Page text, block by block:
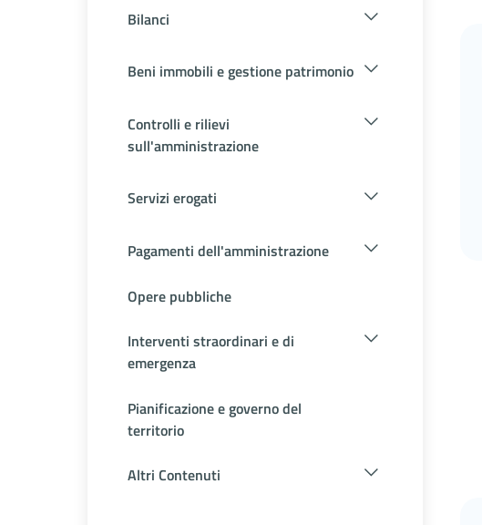
Bilanci
Beni immobili e gestione patrimonio
Controlli e rilievi
sull'amministrazione
Servizi erogati
Pagamenti dell'amministrazione
Opere pubbliche
Interventi straordinari e di
emergenza
Pianificazione e governo del
territorio
Altri Contenuti